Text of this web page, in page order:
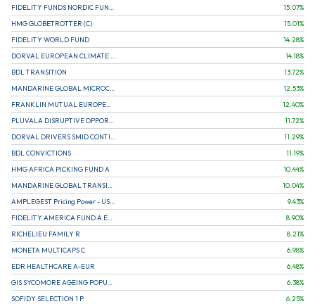
15.07%
HMG GLOBETROTTER (C)
15.01%
FIDELITY WORLD FUND
14.28%
14.18%
BDL TRANSITION
13.72%
12.53%
12.40%
11.72%
11.29%
BDL CONVICTIONS
11.19%
HMG AFRICA PICKING FUND A
10.44%
10.04%
9.43%
8.90%
RICHELIEU FAMILY R
8.21%
MONETA MULTICAPS C
6.98%
EDR HEALTHCARE A-EUR
6.48%
6.38%
SOFIDY SELECTION 1 P
6.25%